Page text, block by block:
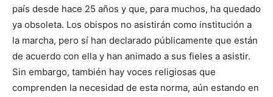
país desde hace 25 años y que, para muchos, ha quedado
ya obsoleta. Los obispos no asistirán como institución a
la marcha, pero sí han declarado públicamente que están
de acuerdo con ella y han animado a sus fieles a asistir.
Sin embargo, también hay voces religiosas que
comprenden la necesidad de esta norma, aún estando en